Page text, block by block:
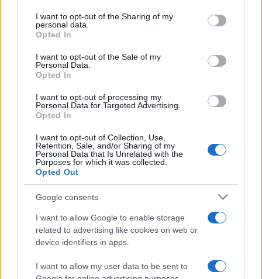
not limited to your visit or usage behaviour. You may click to
grant or deny consent to Google and its third-party tags to
use your data for below specified purposes in below Google
consent section.
I want to opt-out of the Sharing of my
personal data.
Opted In
I want to opt-out of the Sale of my
Personal Data.
Opted In
I want to opt-out of processing my
Personal Data for Targeted Advertising.
Opted In
I want to opt-out of Collection, Use,
Retention, Sale, and/or Sharing of my
Personal Data that Is Unrelated with the
Purposes for which it was collected.
Opted Out
Google consents
I want to allow Google to enable storage
related to advertising like cookies on web or
device identifiers in apps.
I want to allow my user data to be sent to
A főzés-sütés, sőt kóstolás után jön a molnárlegények
versenye, s a legügyesebb érdemli majd ki a molnár
őrlőtengely emelése és a liszttel, terménnyel megtöltött
zsákok cipelése, illetve megannyi vidám versenyszám
teljesítése dönti majd el, ki lesz a legerősebb molnár 2012-
A találkozó pénteken a malomipari szakmai nappal kezdődik,
a mesterség régmúltja, jelene és jövője lesz az eladások
címmel, ahol a kis települések megélhetése lesz a téma. A
programot kulturális műsor egészíti ki mindkét napon,
mesemondók, zenészek és táncegyüttesek szórakoztatják
majd az érdeklődőket a hét végén a túristvándi
molnártalálkozón.